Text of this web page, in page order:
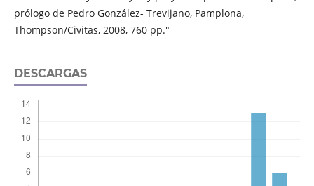
prólogo de Pedro González- Trevijano, Pamplona,
Thompson/Civitas, 2008, 760 pp."
DESCARGAS